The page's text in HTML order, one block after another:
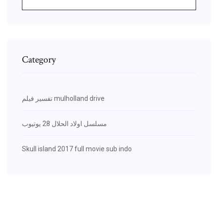
Category
تفسير فيلم mulholland drive
مسلسل اولاد الحلال 28 يوتيوب
Skull island 2017 full movie sub indo